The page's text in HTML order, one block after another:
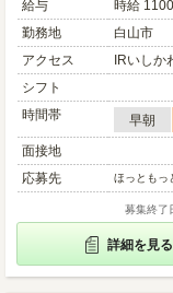
給与
時給
勤務地
白山市
アクセス
IRいし
シフト
時間帯
早朝
面接地
応募先
ほっとも
募集終了
詳細を見る